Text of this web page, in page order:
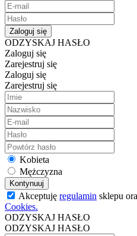
Zaloguj się
ODZYSKAJ HASŁO
Zaloguj się
Zarejestruj się
Zaloguj się
Zarejestruj się
Kobieta
Mężczyzna
Kontynuuj
Akceptuję regulamin sklepu
Cookies.
ODZYSKAJ HASŁO
ODZYSKAJ HASŁO